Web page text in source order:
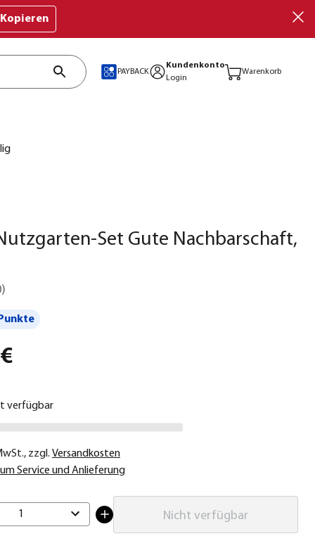
Kopieren
PAYBACK
Kundenkonto
Login
Warenkorb
Set Gute Nachbarschaft,
)
verfügbar
, zzgl. Versandkosten
Service und Anlieferung
1 Nicht verfügbar